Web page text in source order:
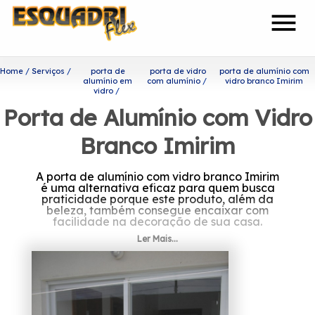
menu
Home Serviços
porta de
alumínio em
vidro
porta de vidro
com alumínio
porta de alumínio com
vidro branco Imirim
Porta de Alumínio com Vidro
Branco Imirim
A porta de alumínio com vidro branco Imirim
é uma alternativa eficaz para quem busca
praticidade porque este produto, além da
beleza, também consegue encaixar com
facilidade na decoração de sua casa.
Procurando por porta de
alumínio com vidro branco
Imirim?
A Esquadriflex teve a sua fundação em 2002
Ler Mais...